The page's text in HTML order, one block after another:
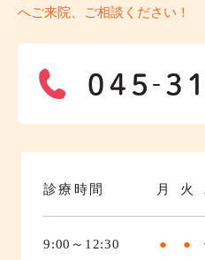
へご来院、ご相談ください！
診療時間 月 火
9:00～12:30 ● ●